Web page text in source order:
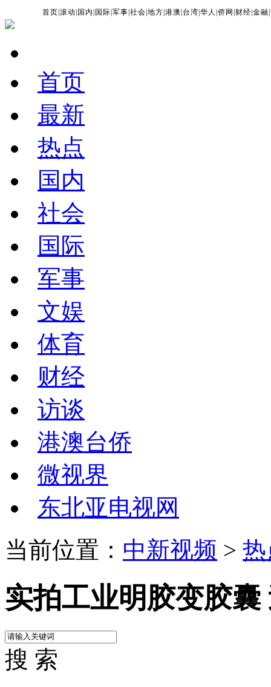
首页 |滚动 国内 国际 |军事 |社会 |地方 |港澳 台湾 |华人 |侨网 财经 |金融 |
首页
最新
热点
国内
社会
国际
军事
文娱
体育
财经
访谈
港澳台侨
微视界
东北亚电视网
当前位置： 中新视频 >
实拍工业明胶变胶囊
搜 索